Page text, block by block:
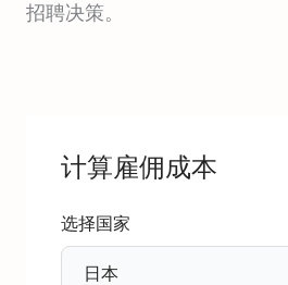
招聘决策。
计算雇佣成本
选择国家
日本